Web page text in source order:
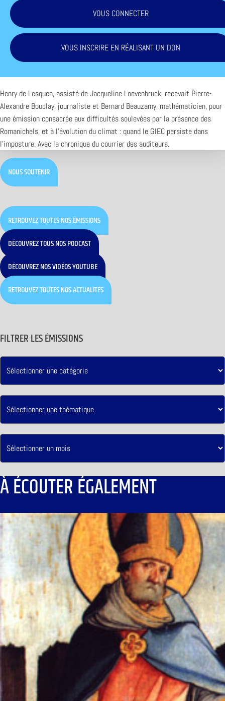
VOUS CONNECTER
VOUS INSCRIRE EN RÉALISANT UN DON
Henry de Lesquen, assisté de Jacqueline Loevenbruck, recevait Pierre-
Alexandre Bouclay, journaliste et Bernard Beauzamy, mathématicien, pour
une émission consacrée aux difficultés soulevées par la présence des
Romanichels, et à l’évolution du climat : quand le GIEC persiste dans
l’imposture. Avec la chronique du courrier des auditeurs.
NOUS SOUTENIR
RETROUVEZ TOUTES NOS ÉMISSIONS
DÉCOUVREZ TOUS NOS PODCAST
DÉCOUVREZ NOS VIDÉOS YOUTUBE
RETROUVEZ TOUTES NOS ACTUALITÉS
FILTRER LES ÉMISSIONS
À ÉCOUTER ÉGALEMENT